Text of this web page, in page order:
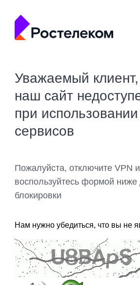
Уважаемый клиент,
наш сайт
при
сервисов
Пожалуйста, отключите VPN
воспользуйтесь формой ниже
блокировки
Нам нужно убедиться, что вы не